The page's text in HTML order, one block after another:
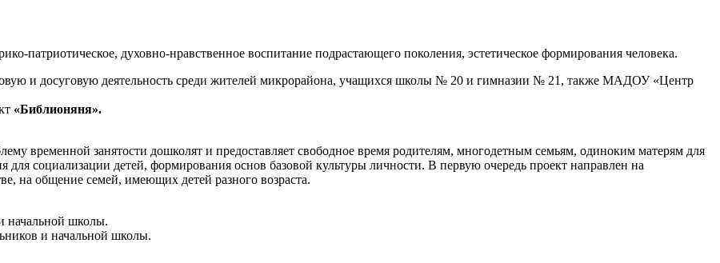
патриотическое, духовно-нравственное воспитание подрастающего поколения, эстетическое формирования человека.
и досуговую деятельность среди жителей микрорайона, учащихся школы № 20 и гимназии № 21, также МАДОУ «Центр
«Библионяня».
временной занятости дошколят и предоставляет свободное время родителям, многодетным семьям, одиноким матерям для
для социализации детей, формирования основ базовой культуры личности. В первую очередь проект направлен на
на общение семей, имеющих детей разного возраста.
начальной школы.
и начальной школы.